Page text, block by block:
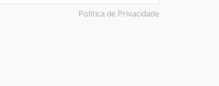
Política de Privacidade